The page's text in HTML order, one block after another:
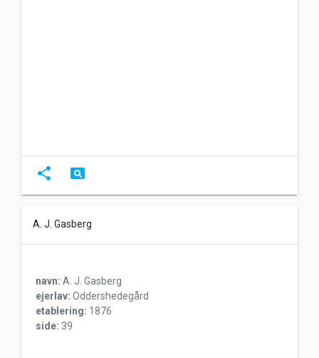
share pageview
A. J. Gasberg
navn: A. J. Gasberg
ejerlav: Oddershedegård
etablering: 1876
side: 39